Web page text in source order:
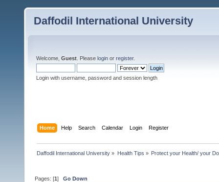
Daffodil International University
Welcome, Guest . Please login or register.
Login with username, password and session length
Home Help Search Calendar Login Register
Daffodil International University » Health Tips » Protect your Health/ your
Pages: [1]Go Down